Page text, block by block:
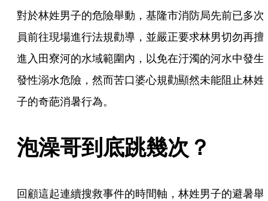
對於林姓男子的危險舉動，基隆市消防局先前已多次
員前往現場進行法規勸導，並嚴正要求林男切勿再擅
進入田寮河的水域範圍內，以免在汙濁的河水中發生
發性溺水危險，然而苦口婆心規勸顯然未能阻止林姓
子的奇葩消暑行為。
泡澡哥到底跳幾次？
回顧這起連續搜救事件的時間軸，林姓男子的避暑舉